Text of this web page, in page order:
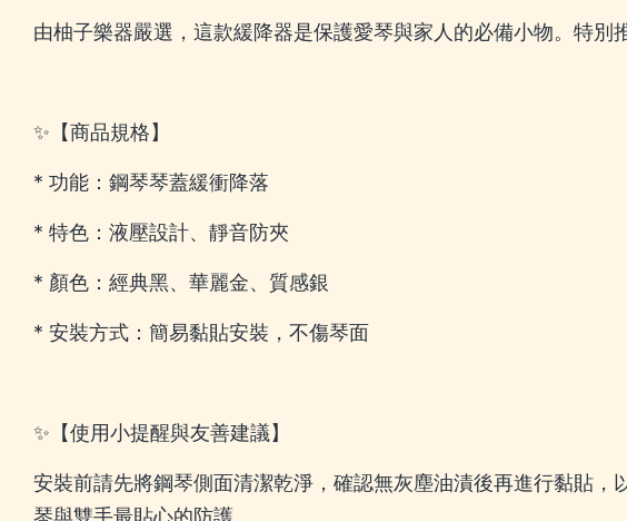
由柚子樂器嚴選，這款緩降器是保護愛琴與家人的必備小物。特別
✨【商品規格】
* 功能：鋼琴琴蓋緩衝降落
* 特色：液壓設計、靜音防夾
* 顏色：經典黑、華麗金、質感銀
* 安裝方式：簡易黏貼安裝，不傷琴面
✨【使用小提醒與友善建議】
安裝前請先將鋼琴側面清潔乾淨，確認無灰塵油漬後再進行黏貼
琴與雙手最貼心的防護。